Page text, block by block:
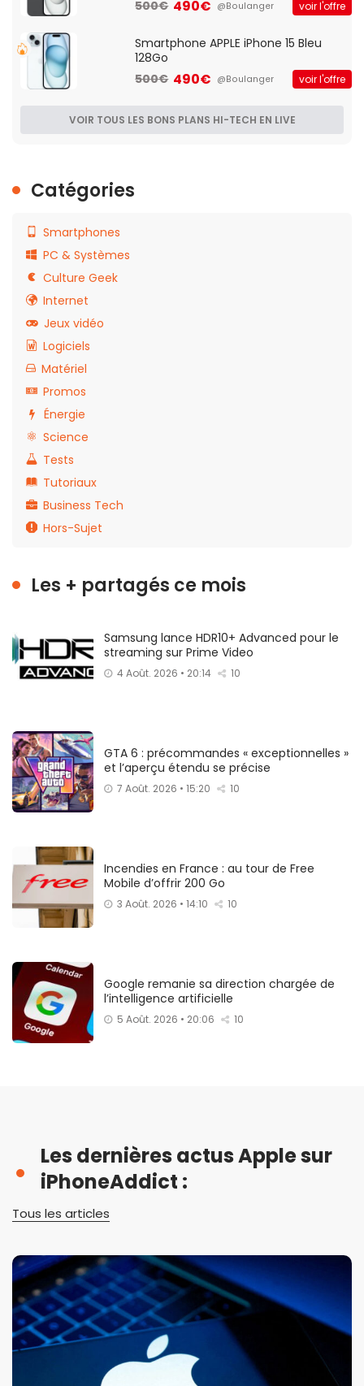
500€ 490€ @Boulanger voir l'offre
Smartphone APPLE iPhone 15 Bleu
128Go
500€ 490€ @Boulanger voir l'offre
VOIR TOUS LES BONS PLANS HI-TECH EN LIVE
Catégories
Smartphones
PC & Systèmes
Culture Geek
Internet
Jeux vidéo
Logiciels
Matériel
Promos
Énergie
Science
Tests
Tutoriaux
Business Tech
Hors-Sujet
Les + partagés ce mois
Samsung lance HDR10+ Advanced pour le
streaming sur Prime Video
4 Août. 2026 • 20:14 10
GTA 6 : précommandes « exceptionnelles »
et l’aperçu étendu se précise
7 Août. 2026 • 15:20 10
Incendies en France : au tour de Free
Mobile d’offrir 200 Go
3 Août. 2026 • 14:10 10
Google remanie sa direction chargée de
l’intelligence artificielle
5 Août. 2026 • 20:06 10
Les dernières actus Apple sur
iPhoneAddict :
Tous les articles